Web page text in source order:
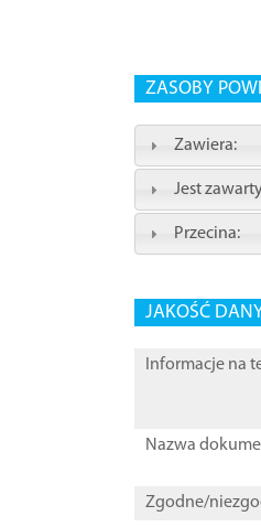
ZASOBY
Zawiera:
Jest
Przecina:
JAKOŚĆ
Informacje na
Nazwa
Zgodne/